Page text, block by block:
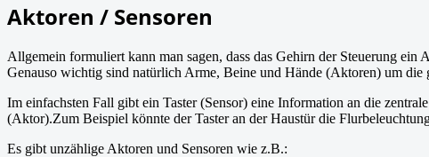
Aktoren / Sensoren
Allgemein formuliert kann man sagen, dass das Gehirn der Steuerung
Genauso wichtig sind natürlich Arme, Beine und Hände (Aktoren) um die
Im einfachsten Fall gibt ein Taster (Sensor) eine Information an die
(Aktor).Zum Beispiel könnte der Taster an der Haustür die
Es gibt unzählige Aktoren und Sensoren wie z.B.: